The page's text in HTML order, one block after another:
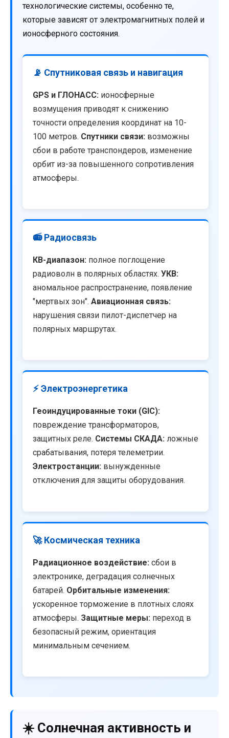
технологические системы, особенно те,
которые зависят от электромагнитных полей и
ионосферного состояния.
📡 Спутниковая связь и навигация
GPS и ГЛОНАСС: ионосферные
возмущения приводят к снижению
точности определения координат на 10-
100 метров. Спутники связи: возможны
сбои в работе транспондеров, изменение
орбит из-за повышенного сопротивления
атмосферы.
📻 Радиосвязь
КВ-диапазон: полное поглощение
радиоволн в полярных областях. УКВ:
аномальное распространение, появление
"мертвых зон". Авиационная связь:
нарушения связи пилот-диспетчер на
полярных маршрутах.
⚡ Электроэнергетика
Геоиндуцированные токи (GIC):
повреждение трансформаторов,
защитных реле. Системы СКАДА: ложные
срабатывания, потеря телеметрии.
Электростанции: вынужденные
отключения для защиты оборудования.
🚀 Космическая техника
Радиационное воздействие: сбои в
электронике, деградация солнечных
батарей. Орбитальные изменения:
ускоренное торможение в плотных слоях
атмосферы. Защитные меры: переход в
безопасный режим, ориентация
минимальным сечением.
☀️ Солнечная активность и